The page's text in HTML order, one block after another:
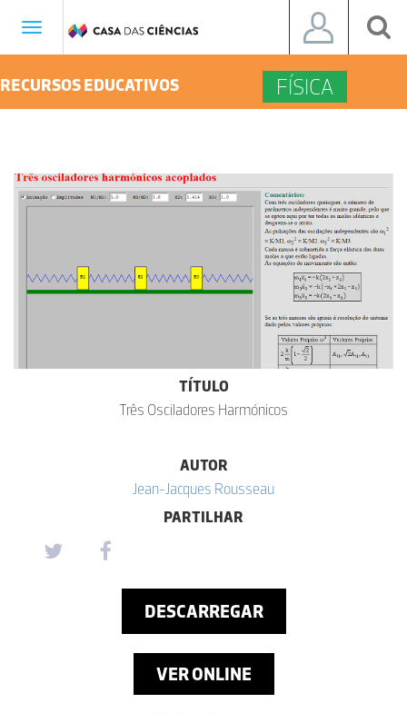
Toggle
RECURSOS EDUCATIVOS FÍSICA
TÍTULO
Três Osciladores Harmónicos
AUTOR
Jean-Jacques Rousseau
PARTILHAR
DESCARREGAR
VER ONLINE